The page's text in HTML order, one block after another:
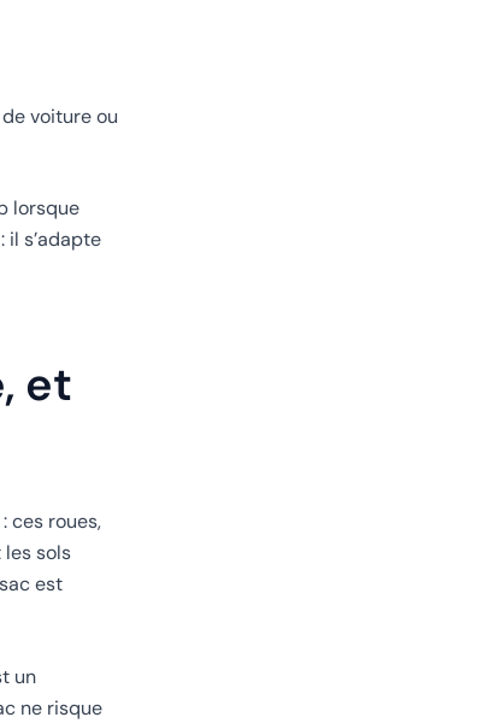
voiture ou
lorsque
il s’adapte
et
ces roues,
sols
est
un
ne risque